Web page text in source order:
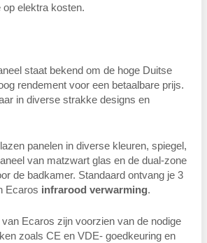
op elektra kosten.
staat bekend om de hoge Duitse
rendement voor een betaalbare prijs.
in diverse strakke designs en
panelen in diverse kleuren, spiegel,
van matzwart glas en de dual-zone
de badkamer. Standaard ontvang je 3
Ecaros infrarood verwarming.
Ecaros zijn voorzien van de nodige
zoals CE en VDE- goedkeuring en